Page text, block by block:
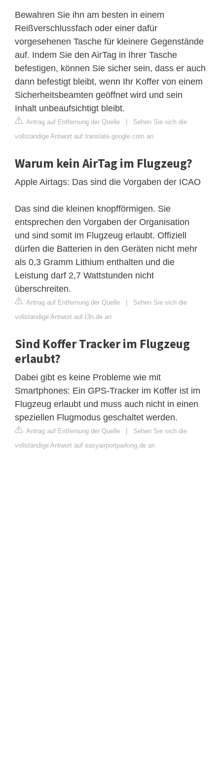
Bewahren Sie ihn am besten in einem
Reißverschlussfach oder einer dafür
vorgesehenen Tasche für kleinere Gegenstände
auf. Indem Sie den AirTag in Ihrer Tasche
befestigen, können Sie sicher sein, dass er auch
dann befestigt bleibt, wenn Ihr Koffer von einem
Sicherheitsbeamten geöffnet wird und sein
Inhalt unbeaufsichtigt bleibt.
Antrag auf Entfernung der Quelle | Sehen Sie sich die
vollständige Antwort auf translate.google.com an
Warum kein AirTag im Flugzeug?
Apple Airtags: Das sind die Vorgaben der ICAO
Das sind die kleinen knopfförmigen. Sie
entsprechen den Vorgaben der Organisation
und sind somit im Flugzeug erlaubt. Offiziell
dürfen die Batterien in den Geräten nicht mehr
als 0,3 Gramm Lithium enthalten und die
Leistung darf 2,7 Wattstunden nicht
überschreiten.
Antrag auf Entfernung der Quelle | Sehen Sie sich die
vollständige Antwort auf t3n.de an
Sind Koffer Tracker im Flugzeug
erlaubt?
Dabei gibt es keine Probleme wie mit
Smartphones: Ein GPS-Tracker im Koffer ist im
Flugzeug erlaubt und muss auch nicht in einen
speziellen Flugmodus geschaltet werden.
Antrag auf Entfernung der Quelle | Sehen Sie sich die
vollständige Antwort auf easyairportparking.de an